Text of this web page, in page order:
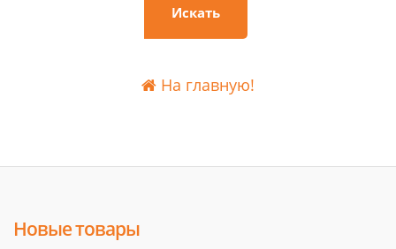
Искать
На главную!
Новые товары